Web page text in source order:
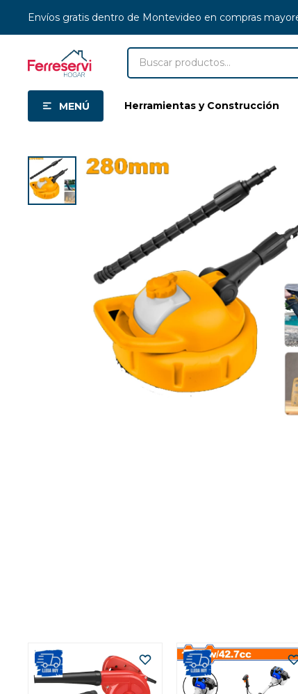
MENÚ Herramientas y Construcción
Envíos gratis dentro de Montevideo en compras